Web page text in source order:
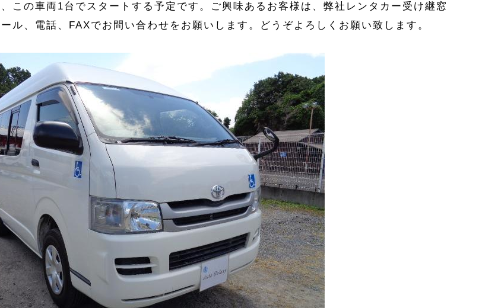
この車両 1台でスタートする予定です。ご興味あるお客様は、弊社レンタカー受け継窓
ル、電話、 FAXでお問い合わせをお願いします。どうぞよろしくお願い致します。